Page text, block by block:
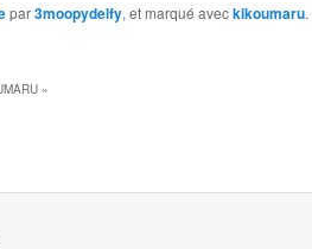
par3moopydelfy, et marqué aveckikoumaru.
»